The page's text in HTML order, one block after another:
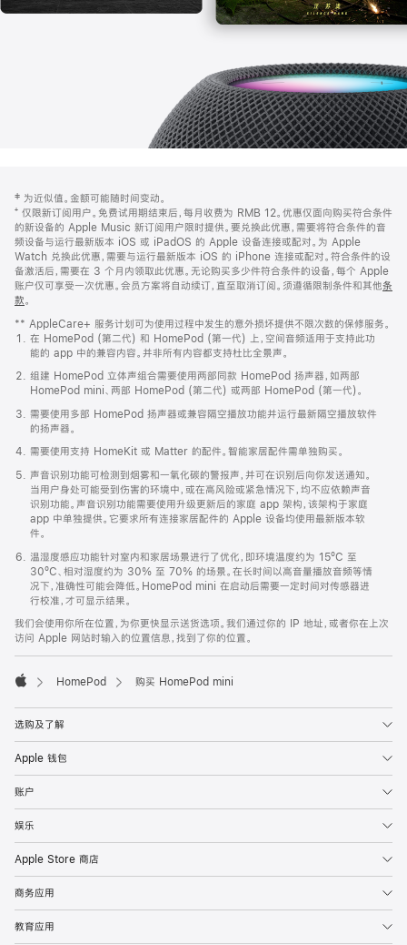
页
页
脚
注
‡ 为近似值。金额可能随时间变动。
⁺ 仅限新订阅用户。免费试用期结束后，每月收费为 RMB 12。优惠仅面向购买符合条件
的新设备的 Apple Music 新订阅用户限时提供。要兑换此优惠，需要将符合条件的音
频设备与运行最新版本 iOS 或 iPadOS 的 Apple 设备连接或配对。为 Apple
Watch 兑换此优惠，需要与运行最新版本 iOS 的 iPhone 连接或配对。符合条件的设
备激活后，需要在 3 个月内领取此优惠。无论购买多少件符合条件的设备，每个 Apple
账户仅可享受一次优惠。会员方案将自动续订，直至取消订阅。须遵循限制条件和其他条
款。
窗
口
中
打
开)
** AppleCare+ 服务计划可为使用过程中发生的意外损坏提供不限次数的保修服务。
在 HomePod (第二代) 和 HomePod (第一代) 上，空间音频适用于支持此功
能的 app 中的兼容内容。并非所有内容都支持杜比全景声。
组建 HomePod 立体声组合需要使用两部同款 HomePod 扬声器，如两部
HomePod mini、两部 HomePod (第二代) 或两部 HomePod (第一代)。
需要使用多部 HomePod 扬声器或兼容隔空播放功能并运行最新隔空播放软件
的扬声器。
需要使用支持 HomeKit 或 Matter 的配件。智能家居配件需单独购买。
声音识别功能可检测到烟雾和一氧化碳的警报声，并可在识别后向你发送通知。
当用户身处可能受到伤害的环境中，或在高风险或紧急情况下，均不应依赖声音
识别功能。声音识别功能需要使用升级更新后的家庭 app 架构，该架构于家庭
app 中单独提供。它要求所有连接家居配件的 Apple 设备均使用最新版本软
件。
温湿度感应功能针对室内和家居场景进行了优化，即环境温度约为 15ºC 至
30ºC、相对湿度约为 30% 至 70% 的场景。在长时间以高音量播放音频等情
况下，准确性可能会降低。HomePod mini 在启动后需要一定时间对传感器进
行校准，才可显示结果。
我们会使用你所在位置，为你更快显示送货选项。我们通过你的 IP 地址，或者你在上次
访问 Apple 网站时输入的位置信息，找到了你的位置。
HomePod 购买 HomePod mini
选购及了解
Apple 钱包
账户
娱乐
Apple Store 商店
商务应用
教育应用